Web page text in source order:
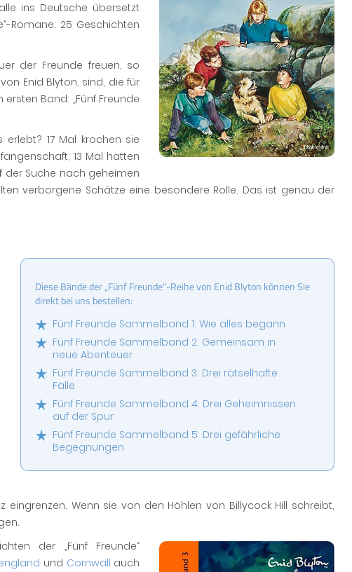
ins Deutsche übersetzt
Romane. 25 Geschichten
der Freunde freuen, so
Enid Blyton, sind, die für
Band: „Fünf Freunde
17 Mal krochen sie
13 Mal hatten
der Suche nach geheimen
verborgene Schätze eine besondere Rolle. Das ist genau der
Diese Bände der „Fünf Freunde“-Reihe von Enid Blyton können Sie
direkt bei uns bestellen:
Fünf Freunde Sammelband 1: Wie alles begann
Fünf Freunde Sammelband 2: Gemeinsam in
neue Abenteuer
Fünf Freunde Sammelband 3: Drei rätselhafte
Fälle
Fünf Freunde Sammelband 4: Drei Geheimnissen
auf der Spur
Fünf Freunde Sammelband 5: Drei gefährliche
Begegnungen
eingrenzen. Wenn sie von den Höhlen von Billycock Hill schreibt,
der „Fünf Freunde“
und Cornwall auch